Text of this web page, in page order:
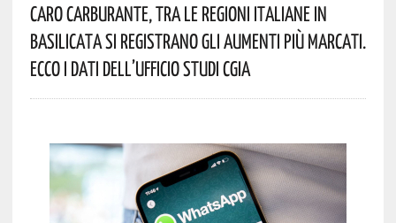
Caro Carburante, Tra Le Regioni Italiane In
Basilicata Si Registrano Gli Aumenti Più Marcati.
Ecco I Dati Dell’Ufficio Studi CGIA